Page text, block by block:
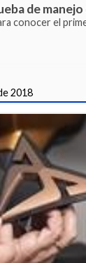
de
conocer el
2018